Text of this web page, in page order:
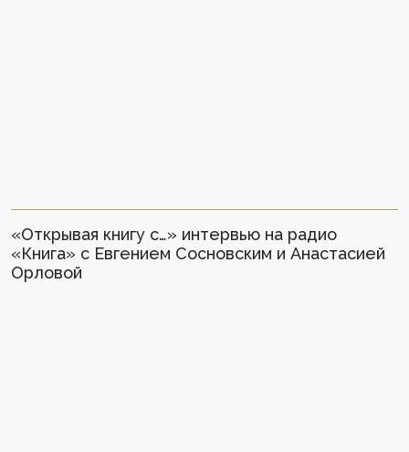
«Открывая книгу с…» интервью на радио
«Книга» с Евгением Сосновским и Анастасией
Орловой